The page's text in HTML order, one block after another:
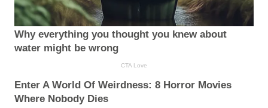
Why everything you thought you knew about
water might be wrong
CTA Love
Enter A World Of Weirdness: 8 Horror Movies
Where Nobody Dies